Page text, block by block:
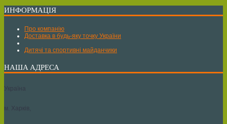
ИНФОРМАЦІЯ
Про компанію
Доставка в будь-яку точку України
Дитячі та спортивні майданчики
НАША АДРЕСА
Україна
м. Харків,